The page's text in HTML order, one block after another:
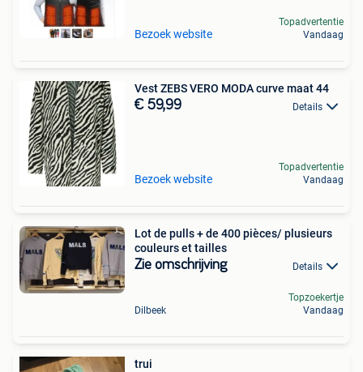
Bezoek website
Topadvertentie
Vandaag
Vest ZEBS VERO MODA curve maat 44
€ 59,99 Details
Bezoek website
Topadvertentie
Vandaag
Lot de pulls + de 400 pièces/ plusieurs
couleurs et tailles
Zie omschrijving Details
Dilbeek
Topzoekertje
Vandaag
trui